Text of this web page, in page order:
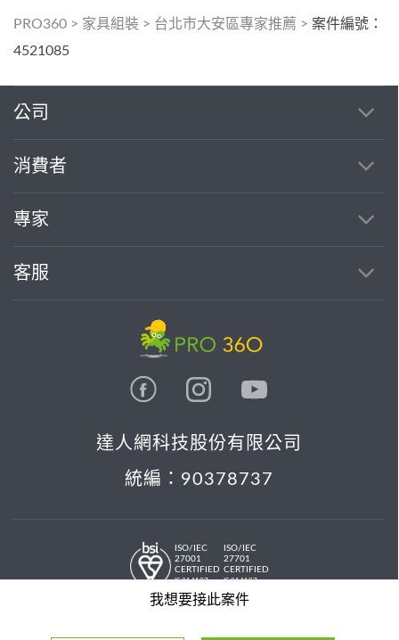
PRO360 > 家具組裝 > 台北市大安區專家推薦 > 案件編號：
4521085
我想要接此案件
公司
消費者
專家
客服
達人網科技股份有限公司
統編：90378737
ISO/IEC
27001
CERTIFIED
IS 814197
ISO/IEC
27701
CERTIFIED
IS 814197
© 2026 PRO36O. All rights reserved.